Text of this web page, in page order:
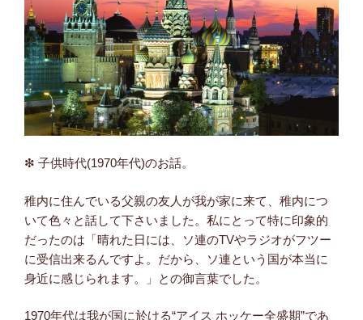
❇ 子供時代(1970年代)のお話。
稚内に住んでいる父親の友人が我が家に来て、稚内につ
いて色々と話して下さいました。私にとって特に印象的
だったのは「晴れた日には、ソ連のTVやラジオがフツー
に受信出来るんですよ。だから、ソ連という国が本当に
身近に感じられます。」との御言葉でした。
1970年代は我が国に於ける“アイス ホッケー全盛期”であ